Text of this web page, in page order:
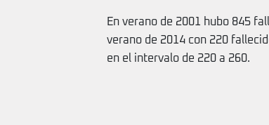
En verano de 2001 hubo 845
verano de 2014 con 220
en el intervalo de 220 a 260.